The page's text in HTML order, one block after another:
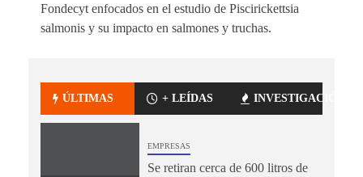
Fondecyt enfocados en el estudio de Piscirickettsia
salmonis y su impacto en salmones y truchas.
ÚLTIMAS + LEÍDAS INVESTIGACIÓN
EMPRESAS
Se retiran cerca de 600 litros de